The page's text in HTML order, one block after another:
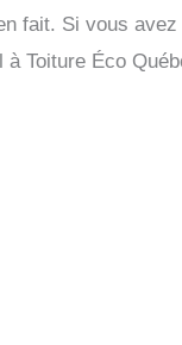
fait. Si vous
Toiture Éco